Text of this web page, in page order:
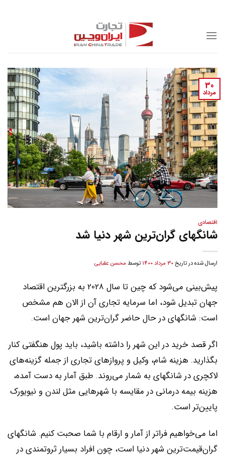
content
30
مرداد
اقتصادی
شانگهای گران‌ترین شهر دنیا شد
ارسال شده در تاریخ30 مرداد 1400 توسط محسن عقبایی
پیش‌بینی می‌شود که چین تا سال 2028 به بزرگترین اقتصاد
جهان تبدیل شود، اما سرمایه تجاری آن از الان هم مشخص
است: شانگهای در حال حاضر گران‌ترین شهر جهان است.
اگر قصد خرید در این شهر را داشته باشید، باید پول هنگفتی کنار
بگذارید. هزینه شام، وکیل و پروازهای تجاری از جمله گزینه‌های
لاکچری در شانگهای به شمار می‌روند. طبق آمار به دست آمده،
هزینه بیمه درمانی در مقایسه با شهرهایی مثل لندن و نیویورک
پایین‌تر است.
اما می‌خواهیم فراتر از آمار و ارقام با شما صحبت کنیم. شانگهای
گران‌قیمت‌ترین شهر دنیا است، چون افراد بسیار ثروتمندی در